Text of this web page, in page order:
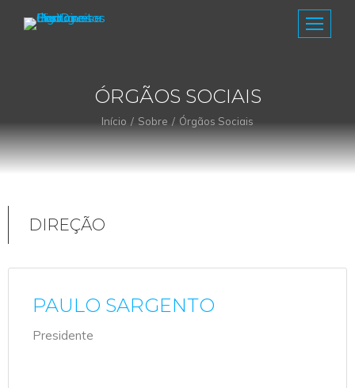
ÓRGÃOS SOCIAIS
Início Sobre Órgãos Sociais
DIREÇÃO
PAULO SARGENTO
Presidente